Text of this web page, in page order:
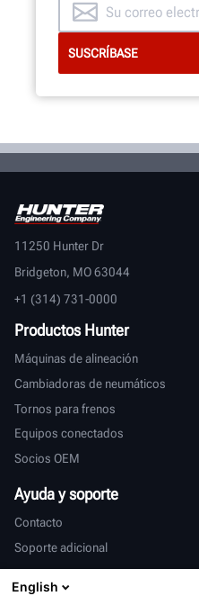
11250 Hunter Dr
Bridgeton, MO 63044
+1 (314) 731-0000
Productos Hunter
Máquinas de alineación
Cambiadoras de neumáticos
Tornos para frenos
Equipos conectados
Socios OEM
Ayuda y soporte
Contacto
Soporte adicional
Internacional
English